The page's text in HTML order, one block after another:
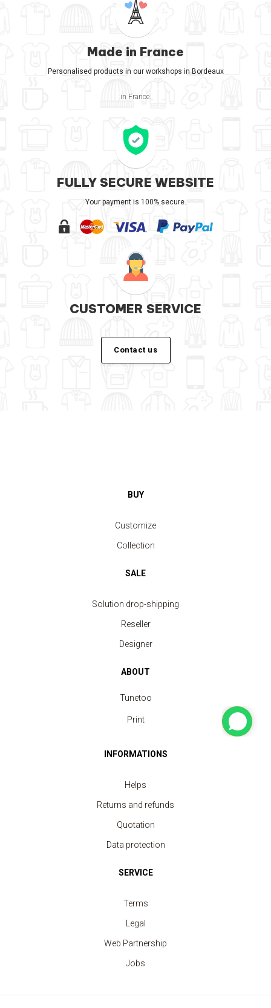
Made in France
Personalised products in our workshops in Bordeaux
in France.
FULLY SECURE WEBSITE
Your payment is 100% secure.
CUSTOMER SERVICE
Contact us
BUY
Customize
Collection
SALE
Solution drop-shipping
Reseller
Designer
ABOUT
Tunetoo
Print
INFORMATIONS
Helps
Returns and refunds
Quotation
Data protection
SERVICE
Terms
Legal
Web Partnership
Jobs